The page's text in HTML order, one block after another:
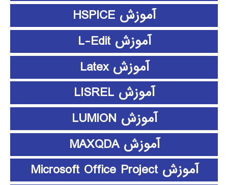
آموزش HSPICE
آموزش L-Edit
آموزش Latex
آموزش LISREL
آموزش LUMION
آموزش MAXQDA
آموزش Microsoft Office Project